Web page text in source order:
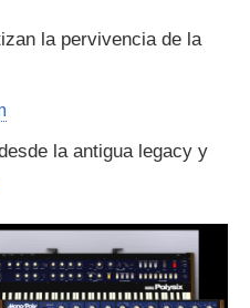
la pervivencia de la
la antigua legacy y